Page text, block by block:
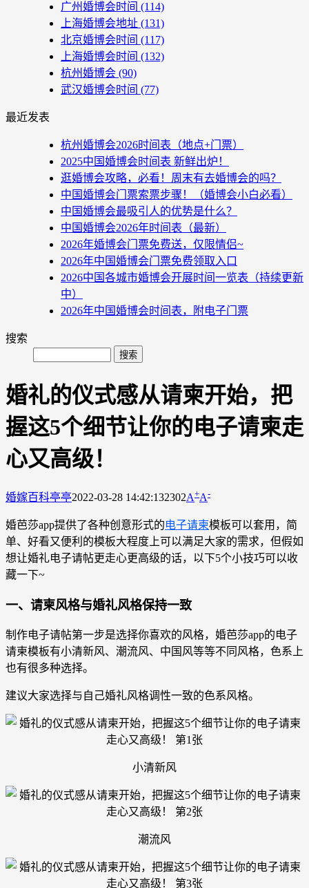
广州婚博会时间 (114)
上海婚博会地址 (131)
北京婚博会时间 (117)
上海婚博会时间 (132)
杭州婚博会 (90)
武汉婚博会时间 (77)
最近发表
杭州婚博会2026时间表（地点+门票）
2025中国婚博会时间表 新鲜出炉！
逛婚博会攻略，必看！周末有去婚博会的吗？
中国婚博会门票索票步骤！（婚博会小白必看）
中国婚博会最吸引人的优势是什么？
中国婚博会2026年时间表（最新）
2026年婚博会门票免费送，仅限情侣~
2026年中国婚博会门票免费领取入口
2026中国各城市婚博会开展时间一览表（持续更新
中）
2026年中国婚博会时间表，附电子门票
搜索
婚礼的仪式感从请柬开始，把
握这5个细节让你的电子请柬走
心又高级！
婚嫁百科亭亭2022-03-28 14:42:132302A+A-
婚芭莎app提供了各种创意形式的电子请柬模板可以套用，简
单、好看又便利的模板大程度上可以满足大家的需求，但假如
想让婚礼电子请帖更走心更高级的话，以下5个小技巧可以收
藏一下~
一、请柬风格与婚礼风格保持一致
制作电子请帖第一步是选择你喜欢的风格，婚芭莎app的电子
请柬模板有小清新风、潮流风、中国风等等不同风格，色系上
也有很多种选择。
建议大家选择与自己婚礼风格调性一致的色系风格。
小清新风
潮流风